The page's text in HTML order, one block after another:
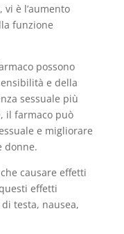
è l’aumento
funzione
possono
e della
sessuale più
il farmaco può
e migliorare
donne.
causare effetti
effetti
testa, nausea,